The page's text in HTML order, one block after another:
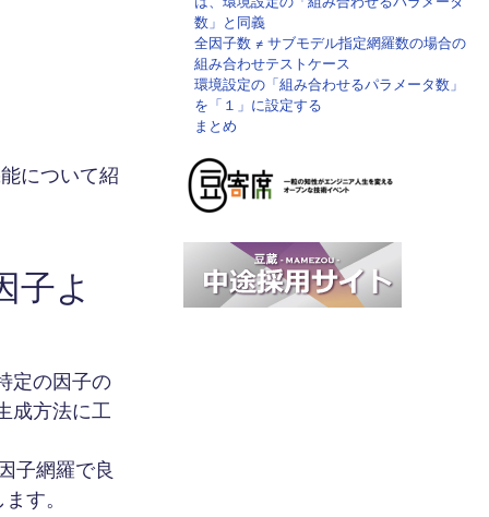
数」と同義
全因子数 ≠ サブモデル指定網羅数の場合の
組み合わせテストケース
環境設定の「組み合わせるパラメータ数」
を「１」に設定する
まとめ
について紹
子よ
定の因子の
成方法に工
子網羅で良
す。